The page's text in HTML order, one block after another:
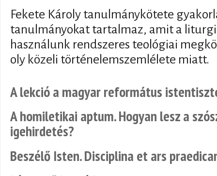
Fekete Károly tanulmánykötete
tanulmányokat tartalmaz, amit a
használunk rendszeres teológiai
oly közeli történelemszemlélete miatt.
A lekció a magyar református
A homiletikai aptum. Hogyan lesz a
igehirdetés?
Beszélő Isten. Disciplina et ars